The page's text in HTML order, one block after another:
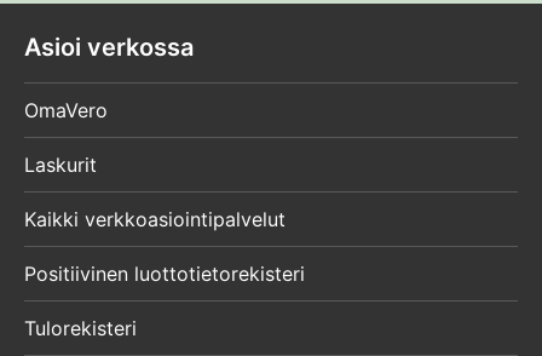
Asioi verkossa
OmaVero
Laskurit
Kaikki verkkoasiointipalvelut
Positiivinen luottotietorekisteri
Tulorekisteri